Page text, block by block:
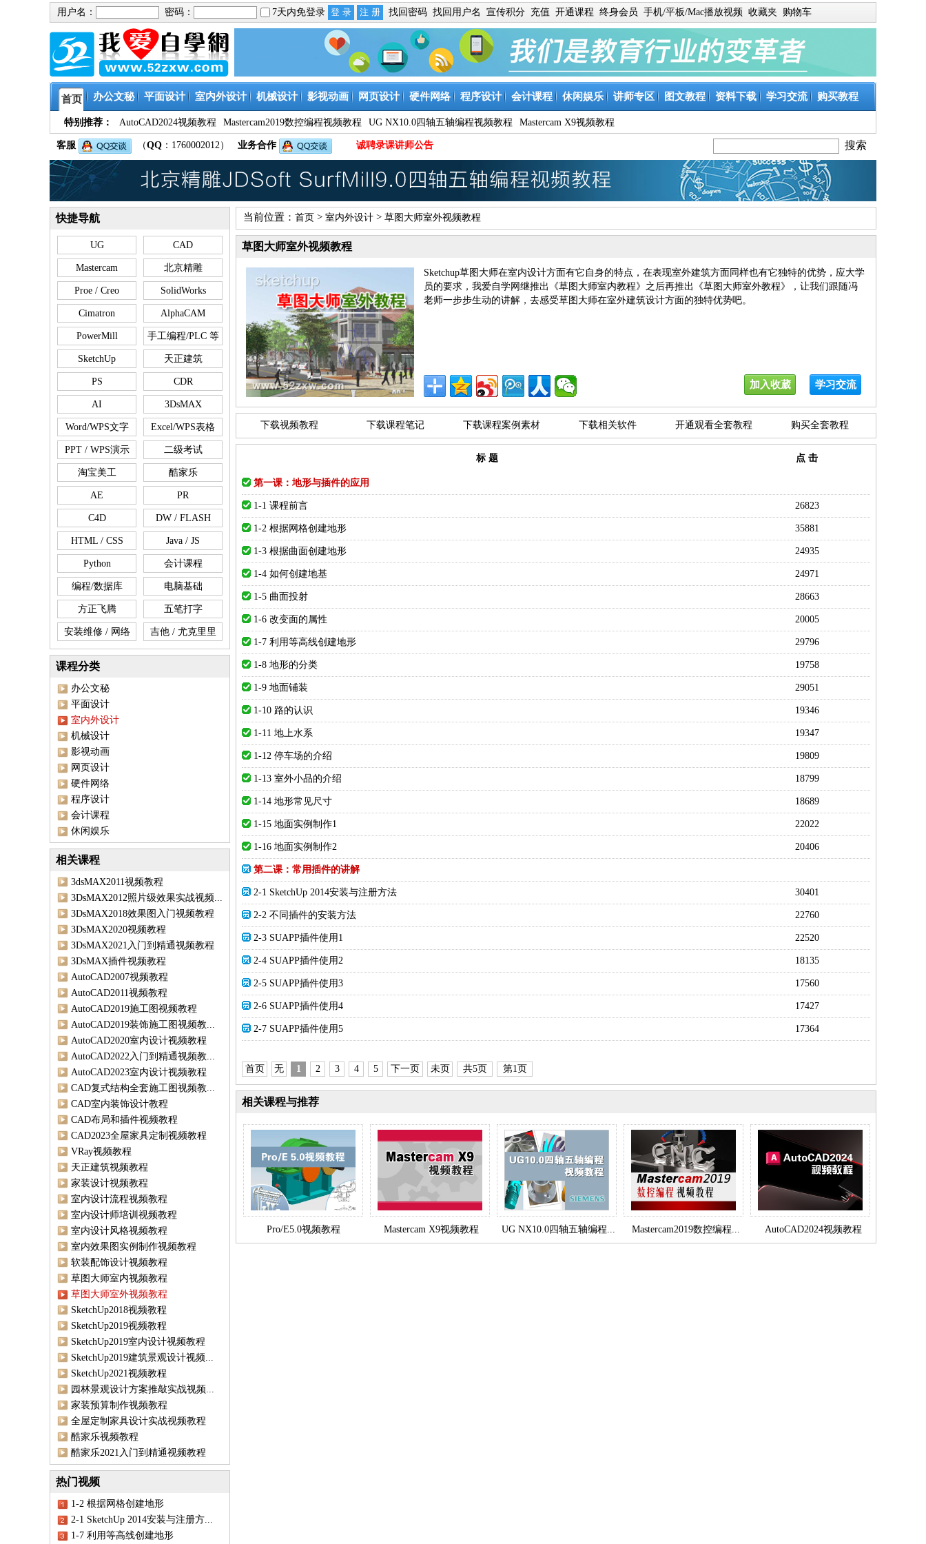
用户名： 密码： 7天内免登录 找回密码 找回用户名 宣传积分 充值 开通课程 终身会员 手机/平板/Mac播放视频 收藏夹 购物车
首页 办公文秘 平面设计 室内外设计 机械设计 影视动画 网页设计 硬件网络 程序设计 会计课程 休闲娱乐 讲师专区 图文教程 资料下载 学习交流 购买教程
特别推荐： AutoCAD2024视频教程 Mastercam2019数控编程视频教程 UG NX10.0四轴五轴编程视频教程 Mastercam X9视频教程
客服 （QQ ：1760002012） 业务合作 诚聘录课讲师公告
快捷导航
UG CAD
Mastercam 北京精雕
Proe / Creo SolidWorks
Cimatron AlphaCAM
PowerMill 手工编程/PLC 等
SketchUp 天正建筑
PS CDR
AI 3DsMAX
Word/WPS文字 Excel/WPS表格
PPT / WPS演示 二级考试
淘宝美工 酷家乐
AE PR
C4D DW / FLASH
HTML / CSS Java / JS
Python 会计课程
编程/数据库 电脑基础
方正飞腾 五笔打字
安装维修 / 网络 吉他 / 尤克里里
课程分类
办公文秘
平面设计
室内外设计
机械设计
影视动画
网页设计
硬件网络
程序设计
会计课程
休闲娱乐
相关课程
3dsMAX2011视频教程
3DsMAX2012照片级效果实战视频...
3DsMAX2018效果图入门视频教程
3DsMAX2020视频教程
3DsMAX2021入门到精通视频教程
3DsMAX插件视频教程
AutoCAD2007视频教程
AutoCAD2011视频教程
AutoCAD2019施工图视频教程
AutoCAD2019装饰施工图视频教...
AutoCAD2020室内设计视频教程
AutoCAD2022入门到精通视频教...
AutoCAD2023室内设计视频教程
CAD复式结构全套施工图视频教...
CAD室内装饰设计教程
CAD布局和插件视频教程
CAD2023全屋家具定制视频教程
VRay视频教程
天正建筑视频教程
家装设计视频教程
室内设计流程视频教程
室内设计师培训视频教程
室内设计风格视频教程
室内效果图实例制作视频教程
软装配饰设计视频教程
草图大师室内视频教程
草图大师室外视频教程
SketchUp2018视频教程
SketchUp2019视频教程
SketchUp2019室内设计视频教程
SketchUp2019建筑景观设计视频...
SketchUp2021视频教程
园林景观设计方案推敲实战视频...
家装预算制作视频教程
全屋定制家具设计实战视频教程
酷家乐视频教程
酷家乐2021入门到精通视频教程
热门视频
1-2 根据网格创建地形
2-1 SketchUp 2014安装与注册方...
1-7 利用等高线创建地形
当前位置： 首页 > 室内外设计 > 草图大师室外视频教程
草图大师室外视频教程
Sketchup草图大师在室内设计方面有它自身的特点，在表现室外建筑方面同样也有它独特的优势，应大学
员的要求，我爱自学网继推出《草图大师室内教程》之后再推出《草图大师室外教程》，让我们跟随冯
老师一步步生动的讲解，去感受草图大师在室外建筑设计方面的独特优势吧。
学习交流
加入收葳
下载视频教程 下载课程笔记 下载课程案例素材 下载相关软件 开通观看全套教程 购买全套教程
标 题 点 击
第一课：地形与插件的应用
1-1 课程前言 26823
1-2 根据网格创建地形 35881
1-3 根据曲面创建地形 24935
1-4 如何创建地基 24971
1-5 曲面投射 28663
1-6 改变面的属性 20005
1-7 利用等高线创建地形 29796
1-8 地形的分类 19758
1-9 地面铺装 29051
1-10 路的认识 19346
1-11 地上水系 19347
1-12 停车场的介绍 19809
1-13 室外小品的介绍 18799
1-14 地形常见尺寸 18689
1-15 地面实例制作1 22022
1-16 地面实例制作2 20406
第二课：常用插件的讲解
2-1 SketchUp 2014安装与注册方法 30401
2-2 不同插件的安装方法 22760
2-3 SUAPP插件使用1 22520
2-4 SUAPP插件使用2 18135
2-5 SUAPP插件使用3 17560
2-6 SUAPP插件使用4 17427
2-7 SUAPP插件使用5 17364
首页 无 1 2 3 4 5 下一页 未页 共5页 第1页
相关课程与推荐
Pro/E5.0视频教程 Mastercam X9视频教程 UG NX10.0四轴五轴编程... Mastercam2019数控编程... AutoCAD2024视频教程